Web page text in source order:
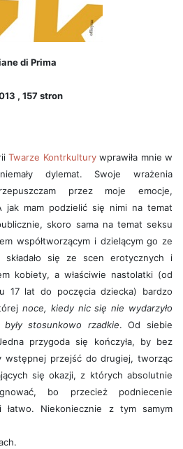
di Prima
, 157 stron
Twarze Kontrkulturywprawiła mnie w
dylemat. Swoje wrażenia
przez moje emocje,
jak mam podzielić się nimi na temat
skoro sama na temat seksu
współtworzącym i dzielącym go ze
się ze scen erotycznych i
kobiety, a właściwie nastolatki (od
17 lat do poczęcia dziecka) bardzo
noce, kiedy nic się nie wydarzyło
stosunkowo rzadkie. Od siebie
przygoda się kończyła, by bez
wstępnej przejść do drugiej, tworząc
się okazji, z których absolutnie
bo przecież podniecenie
łatwo. Niekoniecznie z tym samym